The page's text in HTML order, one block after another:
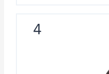
4